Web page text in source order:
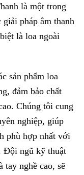
là một trong
pháp âm thanh
là loa ngoài
sản phẩm loa
đảm bảo chất
Chúng tôi cung
nghiệp, giúp
phù hợp nhất với
Đội ngũ kỹ thuật
tay nghề cao, sẽ